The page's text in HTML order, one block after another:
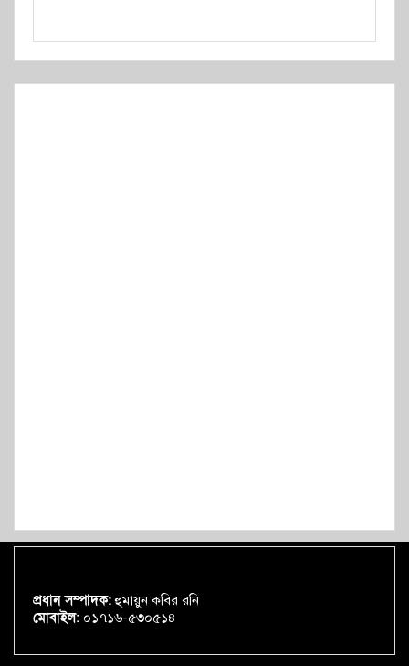
প্রধান সম্পাদক:হুমায়ুন কবির রনি
মোবাইল: ০১৭১৬-৫৩০৫১৪